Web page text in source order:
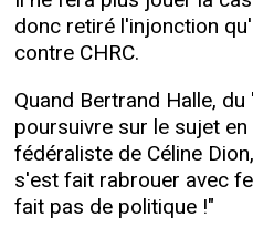
donc retiré l'injonction
contre CHRC.
Quand Bertrand Halle,
poursuivre sur le sujet
fédéraliste de Céline
s'est fait rabrouer avec
fait pas de politique !"